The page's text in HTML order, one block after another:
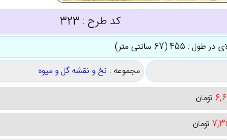
کد طرح : 323
: 455 (67 سانتی متر)
مجموعه : نخ و نقشه گل و میوه
تومان
تومان